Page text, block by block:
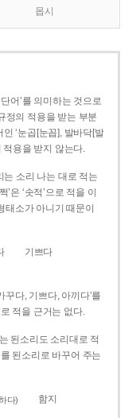
몹시
어’를 의미하는 것으로
정의 적용을 받는 부분
‘눈곱[눈꼽], 발바닥[발
적용을 받지 않는다.
는 소리 나는 대로 적는
은 ‘솟적’으로 적을 이
태소가 아니기 때문이
기쁘다
꾸다, 기쁘다, 아끼다’를
적을 근거는 없다.
된소리도 소리대로 적
된소리로 바꾸어 주는
다)
함지